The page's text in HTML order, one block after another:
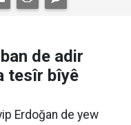
de adir
tesîr bîyê
Erdoğan de yew